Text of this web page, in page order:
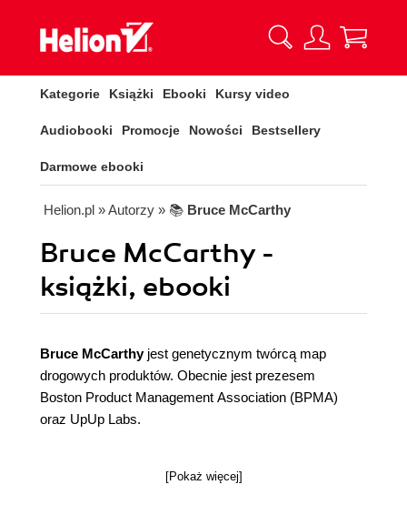
Kategorie Książki Ebooki Kursy video
Audiobooki Promocje Nowości Bestsellery
Darmowe ebooki
Helion.pl » Autorzy » 📚 Bruce McCarthy
Bruce McCarthy -
książki, ebooki
Bruce McCarthyjest genetycznym twórcą map
drogowych produktów. Obecnie jest prezesem
Boston Product Management Association (BPMA)
oraz UpUp Labs.
[Pokaż więcej]